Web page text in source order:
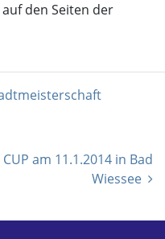
den Seiten der
am 11.1.2014 in Bad
Wiessee